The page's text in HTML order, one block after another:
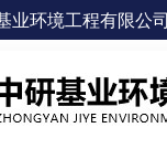
业环境工程有限公